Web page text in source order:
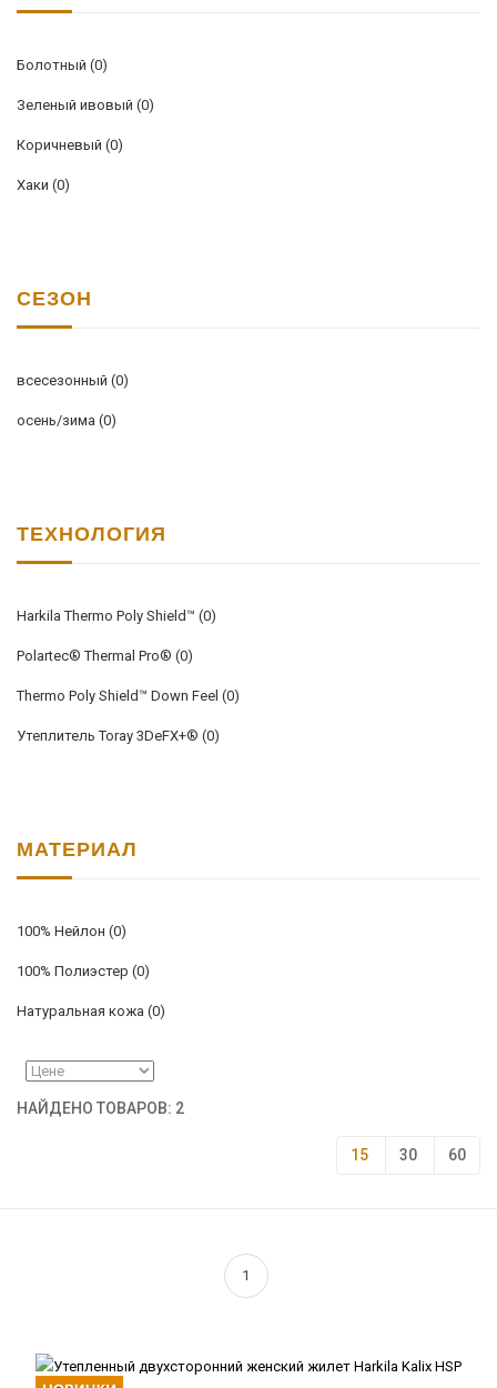
Болотный (0)
Зеленый ивовый (0)
Коричневый (0)
Хаки (0)
СЕЗОН
всесезонный (0)
осень/зима (0)
ТЕХНОЛОГИЯ
Harkila Thermo Poly Shield™ (0)
Polartec® Thermal Pro® (0)
Thermo Poly Shield™ Down Feel (0)
Утеплитель Toray 3DeFX+® (0)
МАТЕРИАЛ
100% Нейлон (0)
100% Полиэстер (0)
Натуральная кожа (0)
НАЙДЕНО ТОВАРОВ: 2
15 30 60
1